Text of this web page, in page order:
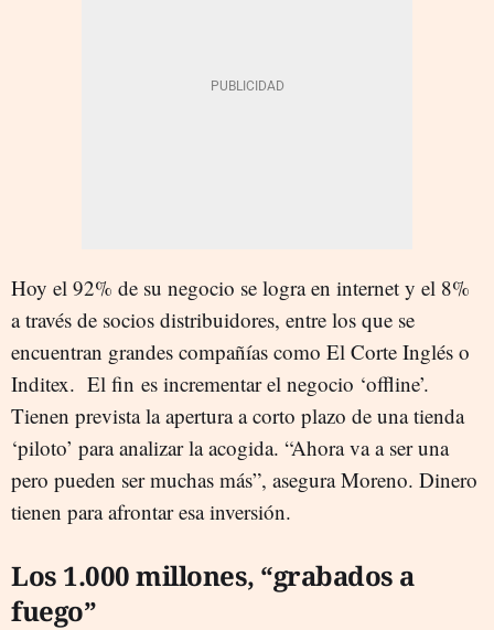
Hoy el 92% de su negocio se logra en internet y el 8%
a través de socios distribuidores, entre los que se
encuentran grandes compañías como El Corte Inglés o
Inditex. El fin es incrementar el negocio ‘offline’.
Tienen prevista la apertura a corto plazo de una tienda
‘piloto’ para analizar la acogida. “Ahora va a ser una
pero pueden ser muchas más”, asegura Moreno. Dinero
tienen para afrontar esa inversión.
Los 1.000 millones, “grabados a
fuego”